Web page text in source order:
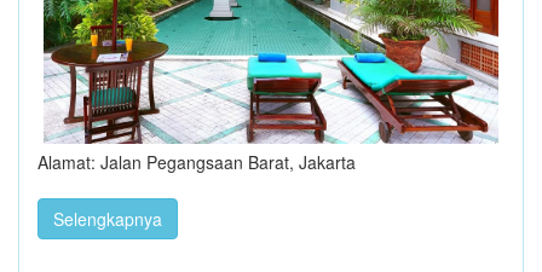
Alamat: Jalan Pegangsaan Barat, Jakarta
Selengkapnya